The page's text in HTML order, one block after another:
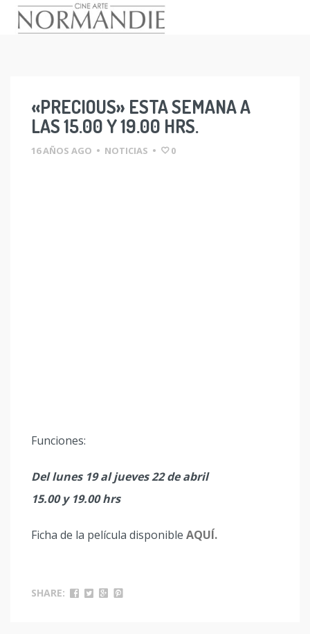
«PRECIOUS» ESTA SEMANA A
LAS 15.00 Y 19.00 HRS.
16 AÑOS AGO • NOTICIAS • 0
Funciones:
Del lunes 19 al jueves 22 de abril
15.00 y 19.00 hrs
Ficha de la película disponible AQUÍ.
SHARE: